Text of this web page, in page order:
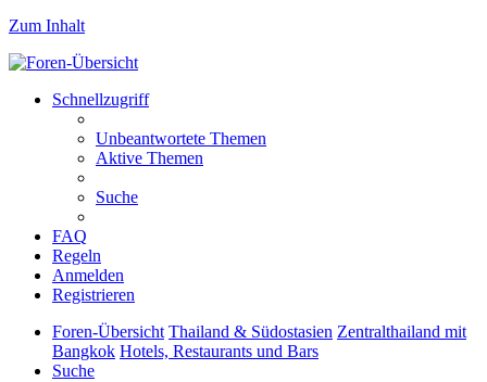
Zum Inhalt
Schnellzugriff
Unbeantwortete Themen
Aktive Themen
Suche
FAQ
Regeln
Anmelden
Registrieren
Foren-Übersicht Thailand & Südostasien Zentralthailand mit
Bangkok Hotels, Restaurants und Bars
Suche